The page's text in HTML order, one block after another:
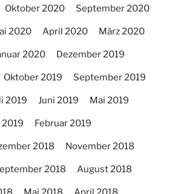
Oktober 2020 September 2020
2020 April 2020 März 2020
2020 Dezember 2019
Oktober 2019 September 2019
2019 Juni 2019 Mai 2019
2019 Februar 2019
2018 November 2018
2018 August 2018